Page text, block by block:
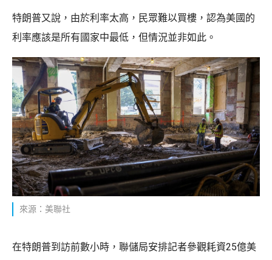
特朗普又說，由於利率太高，民眾難以買樓，認為美國的
利率應該是所有國家中最低，但情況並非如此。
來源：美聯社
在特朗普到訪前數小時，聯儲局安排記者參觀耗資25億美